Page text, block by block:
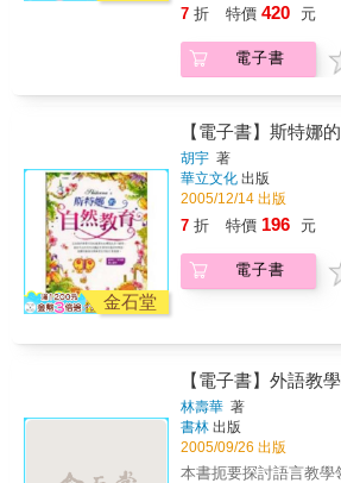
英文教科書沒有中文解
了科目的基本部分十二
鼓勵不夠十四、補習
看課外書三、使偏遠
老師和足夠的英文課四
五、小學教育不能太多
孩子讀書的重要性七、
英文教科書十一、強調
因材施教十三、多給鼓
科書，以杜絕補習班
引起教育工作者、家長
與抨擊，然而在議論紛
「廿一世紀教育藍圖
自從本身的專業，撰
育意義與影響，文章多
配探討教育開支，也有
基礎，是了解香港特區
要的參考書。 本書收
綜論及專論三部分，深
同教育領域中的涵義。
一世紀的香港特區教
7 折 特價 420 元
電子書
金石堂
【電子書】斯特娜
胡宇 著
華立文化 出版
2005/12/14 出版
7 折 特價 196 元
電子書
【電子書】外語教
林壽華 著
書林 出版
2005/09/26 出版
本書扼要探討語言教